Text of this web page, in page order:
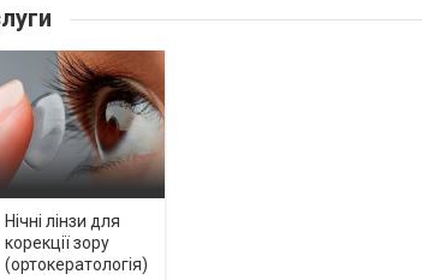
Нічні лінзи для
корекції зору
(ортокератологія)